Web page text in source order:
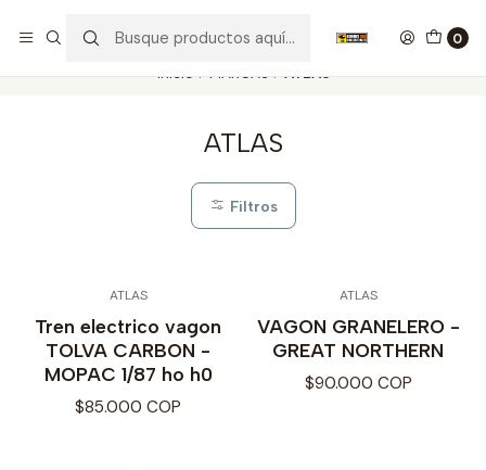
0
Inicio MARCAS ATLAS
ATLAS
Filtros
ATLAS
Tren electrico vagon
TOLVA CARBON -
MOPAC 1/87 ho h0
$85.000 COP
ATLAS
VAGON GRANELERO -
GREAT NORTHERN
$90.000 COP